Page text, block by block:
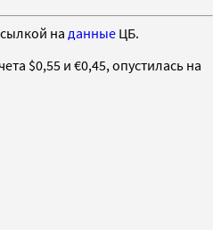
на данные ЦБ.
$0,55 и €0,45, опустилась на